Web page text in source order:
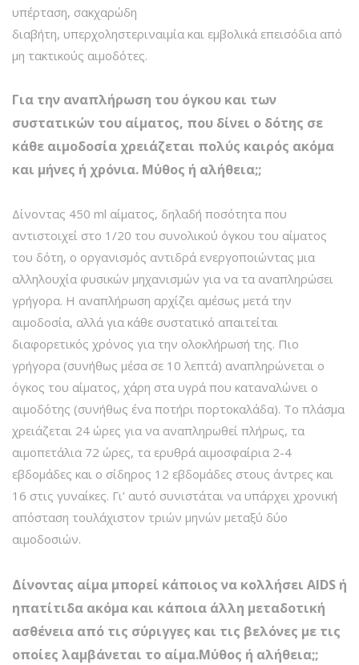
υπέρταση, σακχαρώδη
διαβήτη, υπερχοληστεριναιμία και εμβολικά επεισόδια από
μη τακτικούς αιμοδότες.
Για την αναπλήρωση του όγκου και των
συστατικών του αίματος, που δίνει ο δότης σε
κάθε αιμοδοσία χρειάζεται πολύς καιρός ακόμα
και μήνες ή χρόνια. Μύθος ή αλήθεια;;
Δίνοντας 450 ml αίματος, δηλαδή ποσότητα που
αντιστοιχεί στο 1/20 του συνολικού όγκου του αίματος
του δότη, ο οργανισμός αντιδρά ενεργοποιώντας μια
αλληλουχία φυσικών μηχανισμών για να τα αναπληρώσει
γρήγορα. Η αναπλήρωση αρχίζει αμέσως μετά την
αιμοδοσία, αλλά για κάθε συστατικό απαιτείται
διαφορετικός χρόνος για την ολοκλήρωσή της. Πιο
γρήγορα (συνήθως μέσα σε 10 λεπτά) αναπληρώνεται ο
όγκος του αίματος, χάρη στα υγρά που καταναλώνει ο
αιμοδότης (συνήθως ένα ποτήρι πορτοκαλάδα). Το πλάσμα
χρειάζεται 24 ώρες για να αναπληρωθεί πλήρως, τα
αιμοπετάλια 72 ώρες, τα ερυθρά αιμοσφαίρια 2-4
εβδομάδες και ο σίδηρος 12 εβδομάδες στους άντρες και
16 στις γυναίκες. Γι’ αυτό συνιστάται να υπάρχει χρονική
απόσταση τουλάχιστον τριών μηνών μεταξύ δύο
αιμοδοσιών.
Δίνοντας αίμα μπορεί κάποιος να κολλήσει AIDS ή
ηπατίτιδα ακόμα και κάποια άλλη μεταδοτική
ασθένεια από τις σύριγγες και τις βελόνες με τις
οποίες λαμβάνεται το αίμα.Μύθος ή αλήθεια;;